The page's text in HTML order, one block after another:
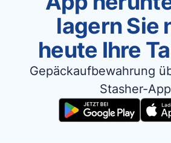
lagern Sie
heute Ihre
Gepäckaufbewahrung
Stasher-App